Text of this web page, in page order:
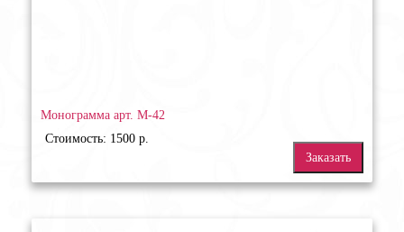
Монограмма арт. М-42
Стоимость: 1500 р.
Заказать